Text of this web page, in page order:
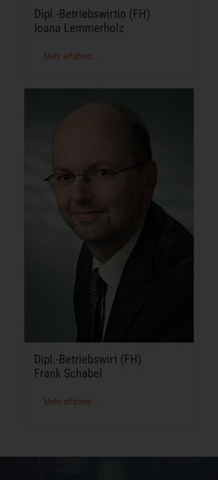
Dipl.-Betriebswirtin (FH)
Ioana Lemmerholz
Mehr erfahren ...
Dipl.-Betriebswirt (FH)
Frank Schabel
Mehr erfahren ...